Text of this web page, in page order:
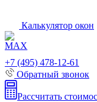
Калькулятор окон
+7 (495) 478-12-61
Обратный звонок
Рассчитать